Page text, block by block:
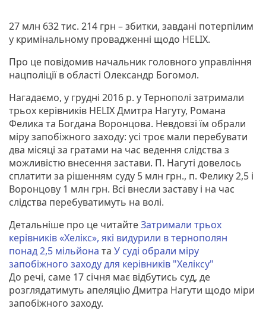
27 млн 632 тис. 214 грн – збитки, завдані потерпілим
у кримінальному провадженні щодо HELIX.
Про це повідомив начальник головного управління
нацполіції в області Олександр Богомол.
Нагадаємо, у грудні 2016 р. у Тернополі затримали
трьох керівників HELIX Дмитра Нагуту, Романа
Фелика та Богдана Воронцова. Невдовзі їм обрали
міру запобіжного заходу: усі троє мали перебувати
два місяці за гратами на час ведення слідства з
можливістю внесення застави. П. Нагуті довелось
сплатити за рішенням суду 5 млн грн., п. Фелику 2,5 і
Воронцову 1 млн грн. Всі внесли заставу і на час
слідства перебуватимуть на волі.
Детальніше про це читайтеЗатримали трьох
керівників «Хелікс», які видурили в тернополян
понад 2,5 мільйона та У суді обрали міру
запобіжного заходу для керівників "Хеліксу"
До речі, саме 17 січня має відбутись суд, де
розглядатимуть апеляцію Дмитра Нагути щодо міри
запобіжного заходу.